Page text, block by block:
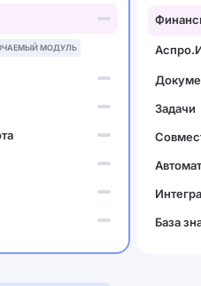
МОДУЛЬ
Задачи
База